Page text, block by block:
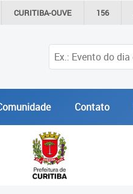
CURITIBA-OUVE 156
Contato